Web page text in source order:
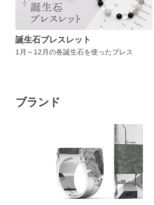
誕生石ブレスレット
1月～12月の各誕生石を使ったブレス
ブランド